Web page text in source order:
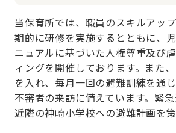
当保育所では、職員のスキルアッ
期的に研修を実施するとともに、
ニュアルに基づいた人権尊重及び
ィングを開催しております。また
を入れ、毎月一回の避難訓練を通じ
不審者の来訪に備えています。緊急
近隣の神崎小学校への避難計画を策